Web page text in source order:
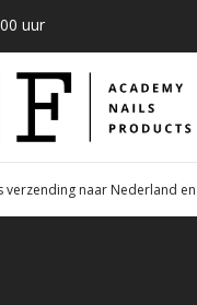
uur
verzending naar Nederland